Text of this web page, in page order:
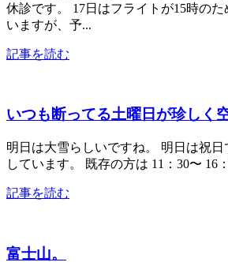
休診です。 17日はフライトが15時の
いますが、予...
記事を読む
いつも断ってる土曜日が珍しく
明日は大雪らしいですね。 明日は祝
しています。 既存の方は 11：30〜 16
記事を読む
富士山。